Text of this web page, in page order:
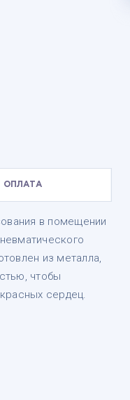
ОПЛАТА
в помещении
из металла,
чтобы
сердец.